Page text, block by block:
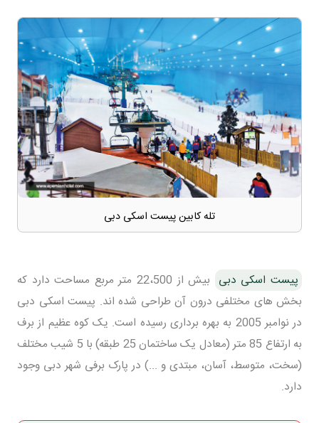
تله کابین پیست اسکی دبی
پیست اسکی دبی
بیش از 22،500 متر مربع مساحت دارد که
بخش های مختلفی درون آن طراحی شده اند. پیست اسکی دبی
در نوامبر 2005 به بهره برداری رسیده است. یک کوه عظیم از برف
به ارتفاع 85 متر (معادل یک ساختمان 25 طبقه) با 5 شیب مختلف
(سخت، متوسط، آسان، مبتدی و ...) در پارک برفی شهر دبی وجود
دارد.